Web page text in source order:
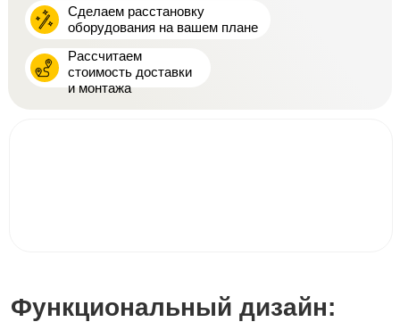
Сделаем расстановку
оборудования на вашем плане
Рассчитаем
стоимость доставки
и монтажа
Функциональный дизайн: